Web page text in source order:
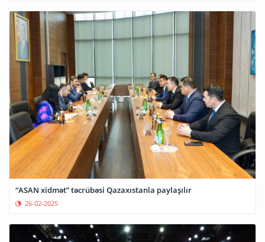
“ASAN xidmət” təcrübəsi Qazaxıstanla paylaşılır
26-02-2025